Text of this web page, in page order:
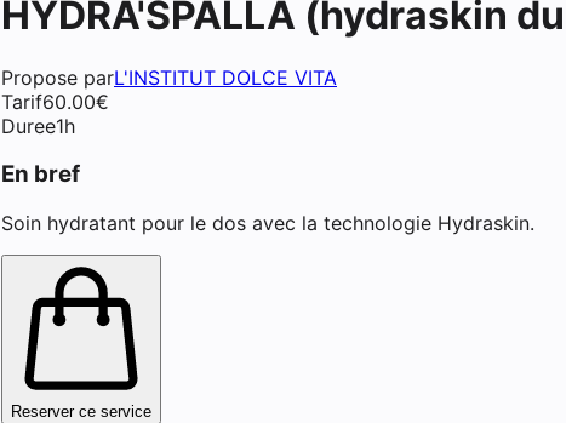
HYDRA'SPALLA (hydraskin
Propose parL'INSTITUT DOLCE VITA
Tarif60.00€
Duree1h
En bref
Soin hydratant pour le dos avec la technologie Hydraskin.
Reserver ce service